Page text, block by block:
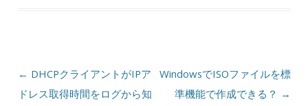
投稿ナビゲーション
← DHCPクライアントがIPア
ドレス取得時間をログから知
WindowsでISOファイルを標
準機能で作成できる？ →